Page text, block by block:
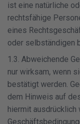
ist eine natürliche
rechtsfähige
eines
oder selbständigen
1.3. Abweichende
nur wirksam, wenn
bestätigt werden.
dem Hinweis auf
hiermit ausdrücklich